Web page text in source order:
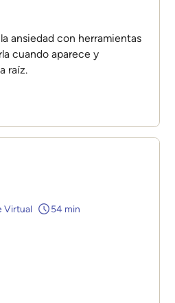
ansiedad con herramientas
cuando aparece y
raíz.
Virtual 54 min